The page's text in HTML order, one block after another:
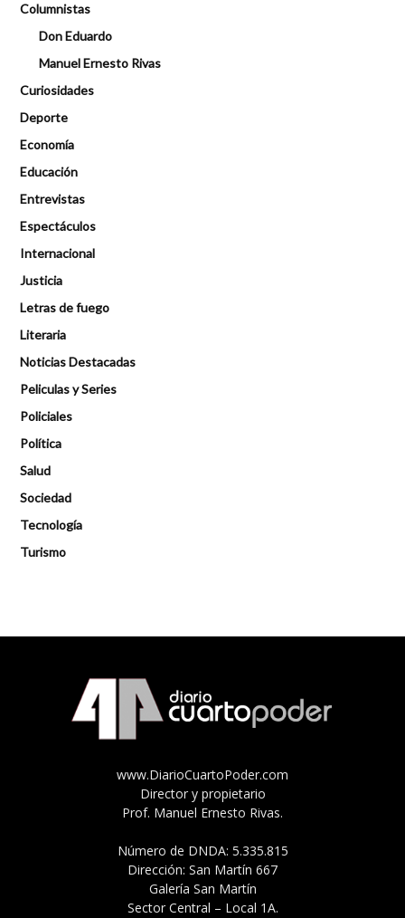
Columnistas
Don Eduardo
Manuel Ernesto Rivas
Curiosidades
Deporte
Economía
Educación
Entrevistas
Espectáculos
Internacional
Justicia
Letras de fuego
Literaria
Noticias Destacadas
Peliculas y Series
Policiales
Política
Salud
Sociedad
Tecnología
Turismo
www.DiarioCuartoPoder.com
Director y propietario
Prof. Manuel Ernesto Rivas.
Número de DNDA: 5.335.815
Dirección: San Martín 667
Galería San Martín
Sector Central – Local 1A.